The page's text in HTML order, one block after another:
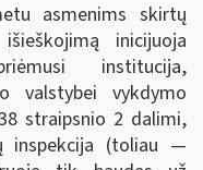
asmenims skirtų
inicijuoja
institucija,
valstybei vykdymo
straipsnio 2 dalimi,
inspekcija (toliau —